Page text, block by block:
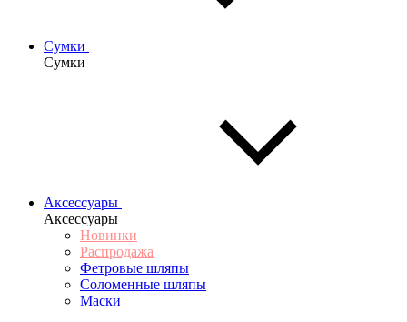
Сумки
Сумки
Аксессуары
Аксессуары
Новинки
Распродажа
Фетровые шляпы
Соломенные шляпы
Маски